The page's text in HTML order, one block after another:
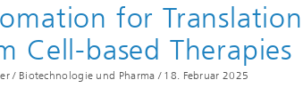
for
Cell-based Therapies
/ Biotechnologie und Pharma / 18. Februar 2025